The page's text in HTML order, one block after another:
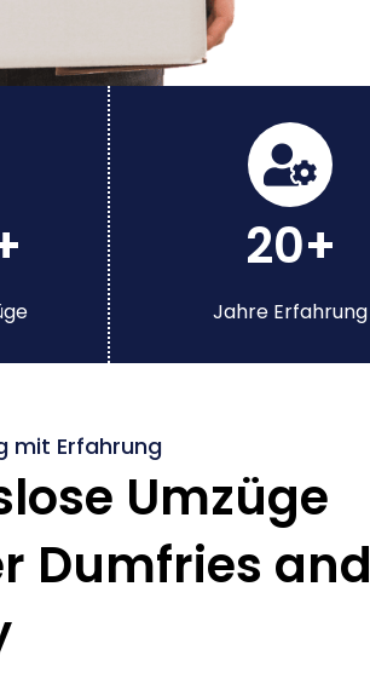
20+
Jahre Erfahrung
mit Erfahrung
Umzüge
Dumfries and